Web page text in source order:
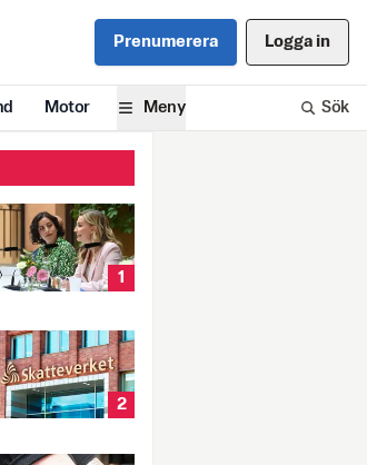
Prenumerera Logga in
Motor Meny Sök
1
2